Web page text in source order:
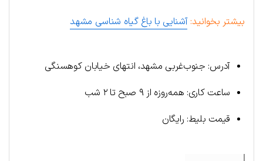
بیشتر بخوانید: آشنایی با باغ گیاه شناسی مشهد
آدرس: جنوب‌غربی مشهد، انتهای خیابان کوهسنگی
ساعت کاری: همه‌روزه از ۹ صبح تا ۲ شب
قیمت بلیط: رایگان